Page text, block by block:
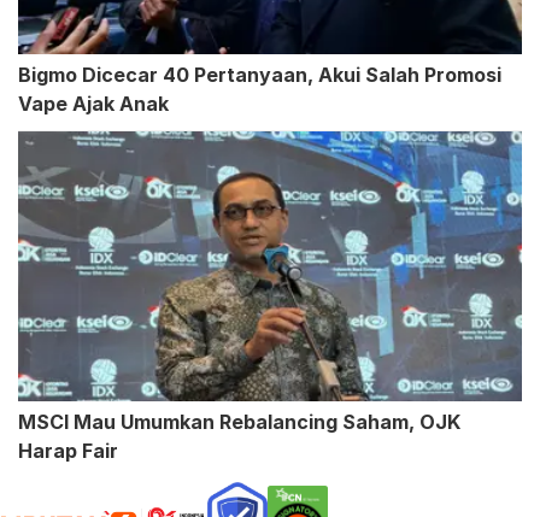
Bigmo Dicecar 40 Pertanyaan, Akui Salah Promosi
Vape Ajak Anak
MSCI Mau Umumkan Rebalancing Saham, OJK
Harap Fair